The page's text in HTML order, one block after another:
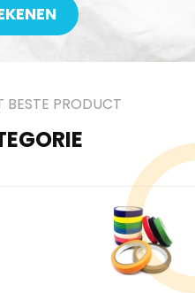
BESTE PRODUCT